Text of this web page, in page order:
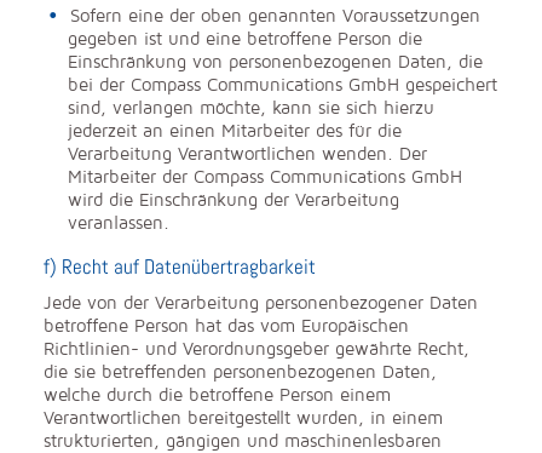
Sofern eine der oben genannten Voraussetzungen
gegeben ist und eine betroffene Person die
Einschränkung von personenbezogenen Daten, die
bei der Compass Communications GmbH gespeichert
sind, verlangen möchte, kann sie sich hierzu
jederzeit an einen Mitarbeiter des für die
Verarbeitung Verantwortlichen wenden. Der
Mitarbeiter der Compass Communications GmbH
wird die Einschränkung der Verarbeitung
veranlassen.
f) Recht auf Datenübertragbarkeit
Jede von der Verarbeitung personenbezogener Daten
betroffene Person hat das vom Europäischen
Richtlinien- und Verordnungsgeber gewährte Recht,
die sie betreffenden personenbezogenen Daten,
welche durch die betroffene Person einem
Verantwortlichen bereitgestellt wurden, in einem
strukturierten, gängigen und maschinenlesbaren